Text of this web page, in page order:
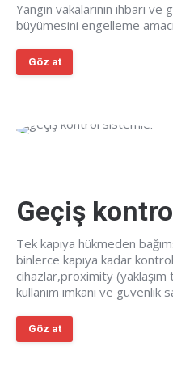
Yangın vakalarının ihbarı
büyümesini engelleme
Göz at
Geçiş
Tek kapıya hükmeden
binlerce kapıya kadar
cihazlar,proximity
kullanım imkanı ve güvenlik
Göz at